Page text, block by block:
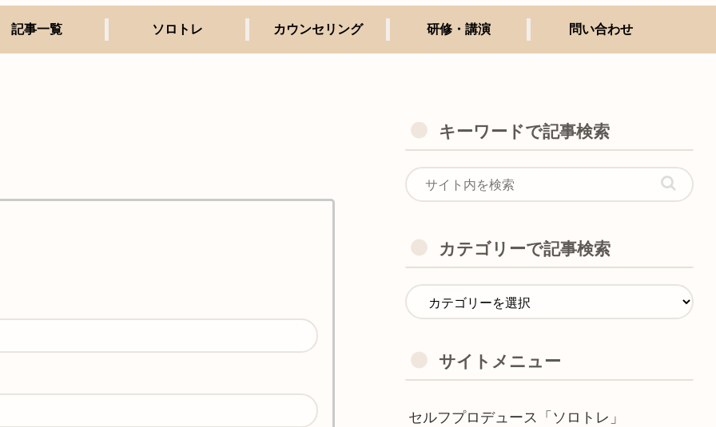
記事一覧 ソロトレ カウンセリング 研修・講演 問い合わせ
キーワードで記事検索
カテゴリーで記事検索
サイトメニュー
セルフプロデュース「ソロトレ」